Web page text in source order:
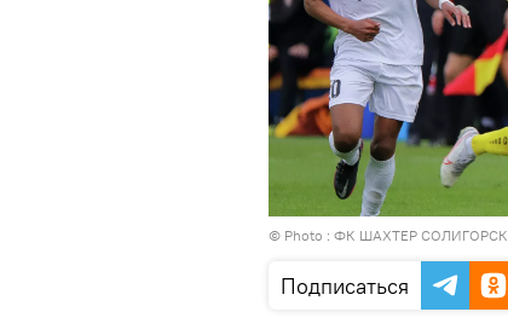
© Photo : ФК ШАХТЕР СОЛИГОРСК
Подписаться